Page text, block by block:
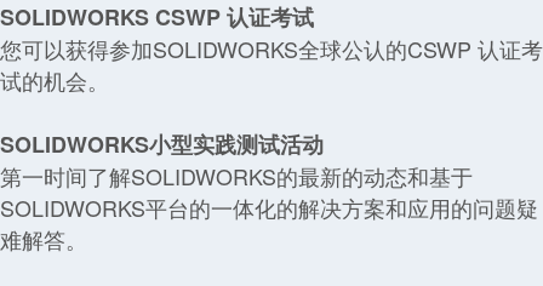
SOLIDWORKS CSWP 认证考试
您可以获得参加SOLIDWORKS全球公认的CSWP 认证考
试的机会。
SOLIDWORKS小型实践测试活动
第一时间了解SOLIDWORKS的最新的动态和基于
SOLIDWORKS平台的一体化的解决方案和应用的问题疑
难解答。